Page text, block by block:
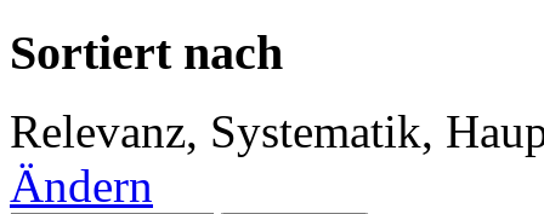
Sortiert nach
Relevanz, Systematik,
Ändern